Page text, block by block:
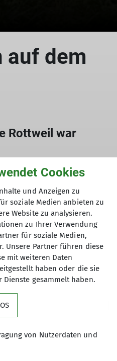
auf dem
Rottweil war
um den Neckar
Kanus/Kajaks
es nach Sulz zum
Teil wurde ausgiebig zu
spritzigem zweiten
an der
das kühle Nass doch
Cookies
und Anzeigen zu
soziale Medien anbieten zu
Website zu analysieren.
zu Ihrer Verwendung
für soziale Medien,
Unsere Partner führen diese
mit weiteren Daten
haben oder die sie
gesammelt haben.
von Nutzerdaten und